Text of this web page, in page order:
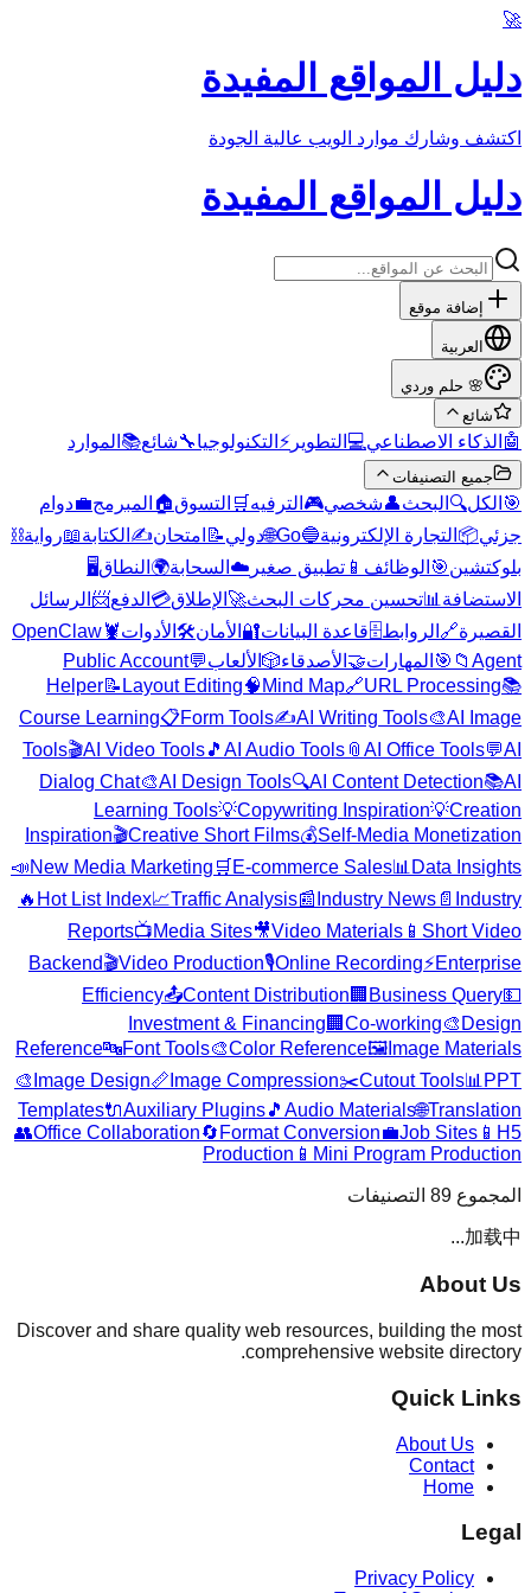
🚀
دليل المواقع المفيدة
اكتشف وشارك موارد الويب عالية الجودة
دليل المواقع المفيدة
إضافة موقع
العربية
🌸 حلم وردي
شائع
🤖 الذكاء الاصطناعي💻 التطوير ⚡ التكنولوجيا🔧شائع📚 الموارد
جميع التصنيفات
🎯 الكل🔍 البحث👤شخصي🎮 الترفيه 🛒 التسوق🏠 المبرمج💼دوام
جزئي📦 التجارة الإلكترونية🔵
Go
🌐دولي📝 امتحان✍️ الكتابة📖رواية⛓️
بلوكتشين🎯 الوظائف 📱 تطبيق صغير ☁️ السحابة🌍 النطاق🖥️
الاستضافة 📊تحسين محركات البحث🚀 الإطلاق💳 الدفع📨 الرسائل
القصيرة🔗 الروابط🗄️قاعدة البيانات🔐 الأمان🛠️ الأدوات🦞
OpenClaw
📁 Agent
🎯 المهارات🤝 الأصدقاء🎲 الألعاب💬
Public Account
Helper📝 Layout Editing🧠 Mind Map🔗URL Processing📚
Course Learning📋Form Tools✍️AI Writing Tools🎨AI Image
Tools🎬AI Video Tools🎵 AI Audio Tools 📎 AI Office Tools💬AI
Dialog Chat🎨AI Design Tools🔍AI Content Detection📚AI
Learning Tools💡Copywriting Inspiration💡Creation
Inspiration🎬Creative Short Films💰Self-Media Monetization
📣New Media Marketing 🛒 E-commerce Sales📊 Data Insights
🔥 Hot List Index📈Traffic Analysis📰 Industry News 📄 Industry
Reports📺Media Sites🎥Video Materials 📱 Short Video
Backend🎬Video Production🎙️Online Recording⚡Enterprise
Efficiency📤Content Distribution 🏢 Business Query💵
Investment & Financing 🏢 Co-working🎨 Design
Reference🔤Font Tools🎨Color Reference🖼️ Image Materials
🎨 Image Design📏 Image Compression✂️Cutout Tools📊 PPT
Templates🔌Auxiliary Plugins🎵 Audio Materials🌐Translation
👥Office Collaboration🔄 Format Conversion💼Job Sites 📱 H5
Production 📱 Mini Program Production
المجموع 89 التصنيفات
加载中...
About Us
Discover and share quality web resources, building the most
comprehensive website directory.
Quick Links
About Us
Contact
Home
Legal
Privacy Policy